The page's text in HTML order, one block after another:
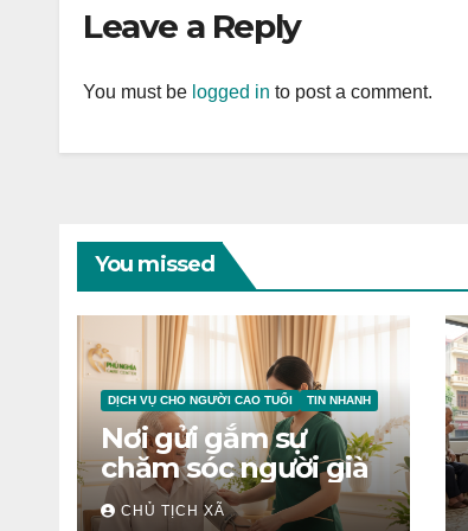
Leave a Reply
You must be logged in to post a comment.
You missed
DỊCH VỤ CHO NGƯỜI CAO TUỔI TIN NHANH
Nơi gửi gắm sự
chăm sóc người già
CHỦ TỊCH XÃ